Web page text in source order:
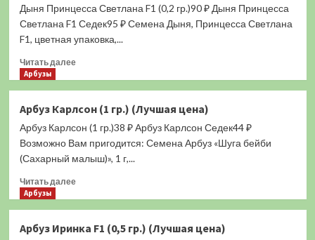
Елизавета
F1
гр.)
(Лучшая
Дыня Принцесса Светлана F1 (0,2 гр.)90 ₽ Дыня Принцесса
Светлана F1 Седек95 ₽ Семена Дыня, Принцесса Светлана
F1, цветная упаковка,...
Читать далееПрочитать
Принцесса
Светлана
F1
(Лучшая
Арбузы
Арбуз Карлсон (1 гр.) (Лучшая цена)
Арбуз Карлсон (1 гр.)38 ₽ Арбуз Карлсон Седек44 ₽
Возможно Вам пригодится: Семена Арбуз «Шуга бейби
(Сахарный малыш)», 1 г,...
Читать далееПрочитать
Карлсон
Арбузы
Арбуз Иринка F1 (0,5 гр.) (Лучшая цена)